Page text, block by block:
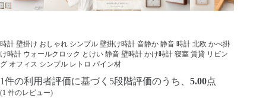
時計 壁掛け おしゃれ シンプル 壁掛け時計 音静か 静音 時計 北欧 かべ掛
け時計 ウォールクロック とけい 静音 壁時計 かけ時計 寝室 賃貸 リビン
グ オフィス シンプル レトロ パイン材
1件の利用者評価に基づく5段階評価のうち、 5.00点
(1 件のレビュー)